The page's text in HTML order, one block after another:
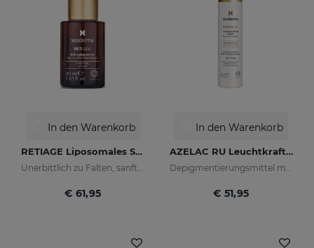
In den Warenkorb
RETIAGE Liposomales Serum
Unerbittlich zu Falten, sanft zu Ihrer Haut
€ 61,95
In den Warenkorb
AZELAC RU Leuchtkraft-Fluid
Depigmentierungsmittel mit Leuchtpigmenten und Sonnenschutzfiltern
€ 51,95